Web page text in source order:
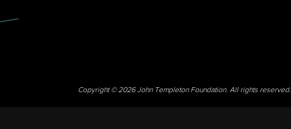
Copyright © 2026 John Templeton Foundation. All rights reserved.